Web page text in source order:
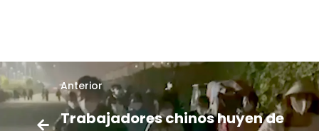
Anterior
Trabajadores chinos huyen de